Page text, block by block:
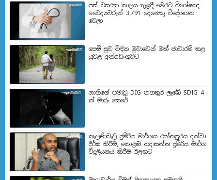
පස් වසරක කාලය තුළදී මෙරට විශේෂඥ
වෛද්‍යවරුන් 3,791 දෙනෙකු විදේශගත
වෙලා
පෙම් සුව විඳින මුවාවෙන් මත් ජාවාරම් කළ
යුවළ අත්අඩංගුවට
ශානිගේ පමාවූ DIG තනතුර ලැබේ SDIG 4
ක් මාරු කෙරේ
කැලණිවැලි දුම්රිය මාර්ගය රත්නපුරය දක්වා
දීර්ඝ කිරීම, කොළඹ තදාසන්න දුම්රිය මාර්ග
විදුලියනය කිරීම ඊළඟ​ට